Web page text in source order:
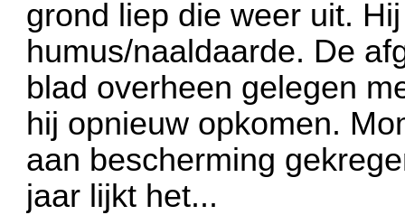
grond liep die weer uit.
humus/naaldaarde. De
blad overheen gelegen
hij opnieuw opkomen.
aan bescherming
jaar lijkt het...